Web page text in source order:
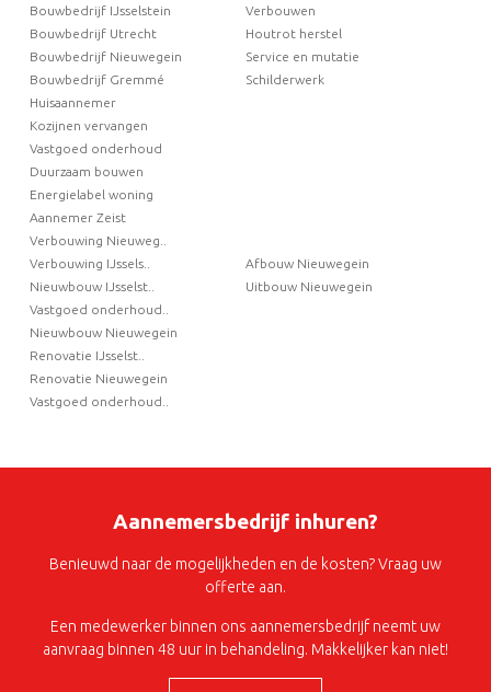
Bouwbedrijf IJsselstein
Bouwbedrijf Utrecht
Bouwbedrijf Nieuwegein
Bouwbedrijf Gremmé
Verbouwen
Houtrot herstel
Service en mutatie
Schilderwerk
Huisaannemer
Kozijnen vervangen
Vastgoed onderhoud
Duurzaam bouwen
Energielabel woning
Aannemer Zeist
Verbouwing Nieuweg..
Verbouwing IJssels..
Nieuwbouw IJsselst..
Vastgoed onderhoud..
Nieuwbouw Nieuwegein
Renovatie IJsselst..
Renovatie Nieuwegein
Vastgoed onderhoud..
Afbouw Nieuwegein
Uitbouw Nieuwegein
Aannemersbedrijf inhuren?
Benieuwd naar de mogelijkheden en de kosten? Vraag uw
offerte aan.
Een medewerker binnen ons aannemersbedrijf neemt uw
aanvraag binnen 48 uur in behandeling. Makkelijker kan niet!